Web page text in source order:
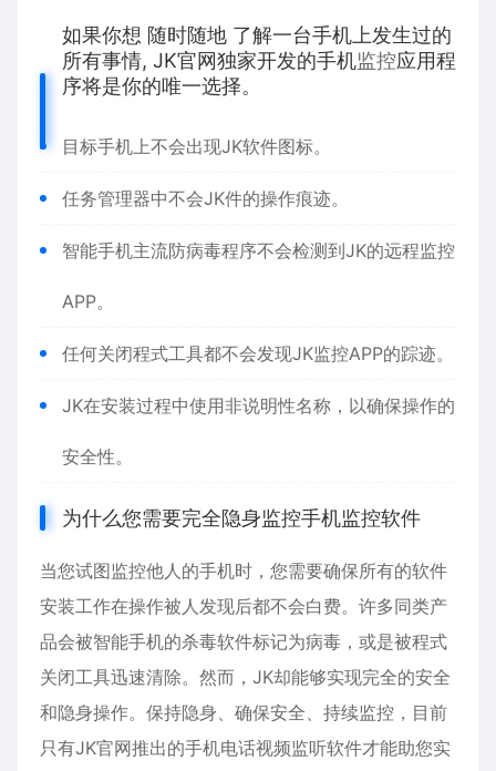
如果你想 随时随地 了解一台手机上发生过的
所有事情, JK官网独家开发的手机监控应用程
序将是你的唯一选择。
目标手机上不会出现JK软件图标。
任务管理器中不会JK件的操作痕迹。
智能手机主流防病毒程序不会检测到JK的远程监控
APP。
任何关闭程式工具都不会发现JK监控APP的踪迹。
JK在安装过程中使用非说明性名称，以确保操作的
安全性。
为什么您需要完全隐身监控手机监控软件
当您试图监控他人的手机时，您需要确保所有的软件
安装工作在操作被人发现后都不会白费。许多同类产
品会被智能手机的杀毒软件标记为病毒，或是被程式
关闭工具迅速清除。然而，JK却能够实现完全的安全
和隐身操作。保持隐身、确保安全、持续监控，目前
只有JK官网推出的手机电话视频监听软件才能助您实